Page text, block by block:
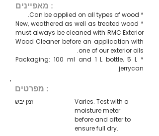
מאפיינים :
* Can be applied on all types of wood.
* New, weathered as well as treated wood
must always be cleaned with RMC Exterior
Wood Cleaner before an application with
one of our exterior oils.
* Packaging: 100 ml and 1 L bottle, 5 L
jerrycan.
מפרטים :
זמן יבש
Varies. Test with a
moisture meter
before and after to
ensure full dry.